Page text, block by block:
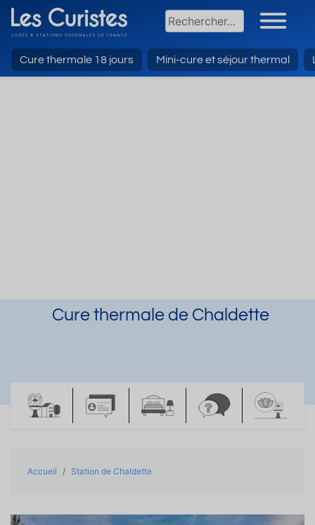
Cure thermale 18 jours Mini-cure et séjour thermal
Cure thermale de Chaldette
Accueil Station de Chaldette